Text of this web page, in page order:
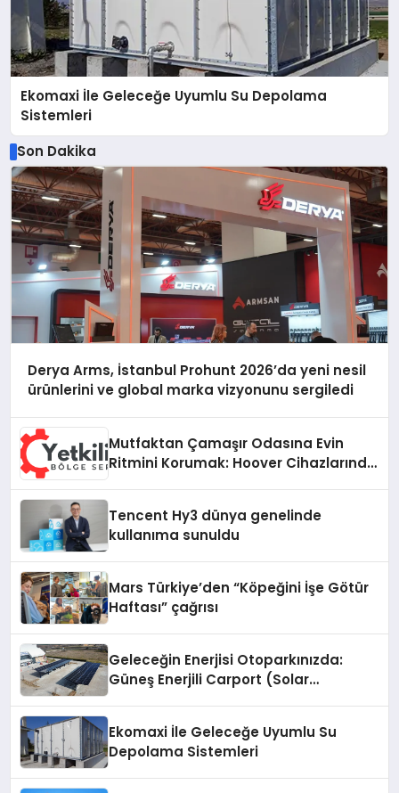
Ekomaxi İle Geleceğe Uyumlu Su Depolama
Sistemleri
Son Dakika
Derya Arms, İstanbul Prohunt 2026’da yeni nesil
ürünlerini ve global marka vizyonunu sergiledi
Mutfaktan Çamaşır Odasına Evin
Ritmini Korumak: Hoover Cihazlarında
Tencent Hy3 dünya genelinde
kullanıma sunuldu
Mars Türkiye’den “Köpeğini İşe Götür
Haftası” çağrısı
Geleceğin Enerjisi Otoparkınızda:
Güneş Enerjili Carport (Solar
Ekomaxi İle Geleceğe Uyumlu Su
Depolama Sistemleri